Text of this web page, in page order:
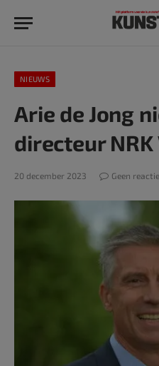
NIEUWS
Arie de Jong
directeur
20 december 2023 Geen